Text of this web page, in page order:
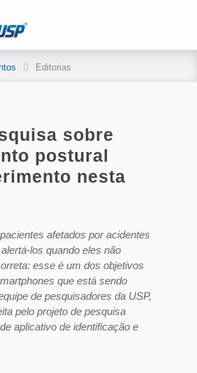
Editorias
sobre
postural
nesta
afetados por acidentes
los quando eles não
esse é um dos objetivos
que está sendo
de pesquisadores da USP,
pelo projeto de pesquisa
aplicativo de identificação e